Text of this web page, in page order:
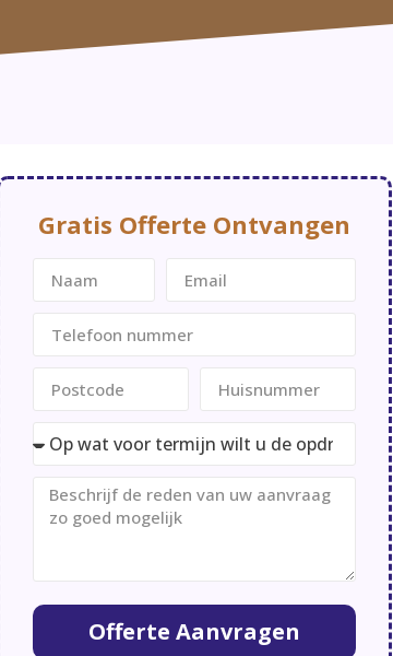
Gratis Offerte Ontvangen
Offerte Aanvragen